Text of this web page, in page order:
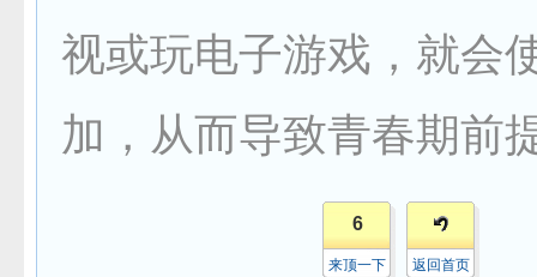
视或玩电子游戏，就会
加，从而导致青春期前
6
来顶一下 返回首页